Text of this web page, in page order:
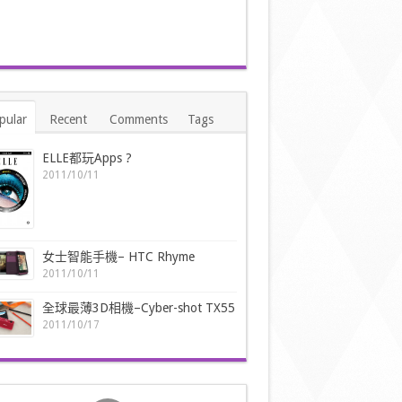
Recent Comments Tags
ELLE都玩Apps ?
2011/10/11
女士智能手機– HTC Rhyme
2011/10/11
全球最薄3D相機–Cyber-shot TX55
2011/10/17